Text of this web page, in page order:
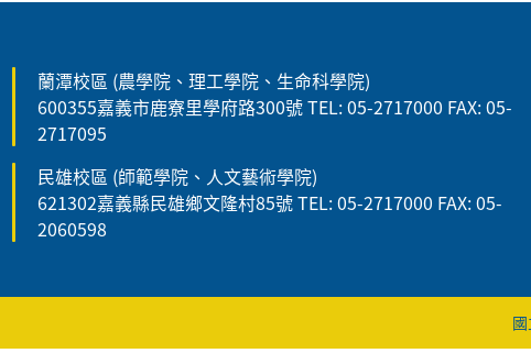
蘭潭校區 (農學院、理工學院、生命科學院)
600355嘉義市鹿寮里學府路300號 TEL: 05-2717000 FAX: 05-
2717095
民雄校區 (師範學院、人文藝術學院)
621302嘉義縣民雄鄉文隆村85號 TEL: 05-2717000 FAX: 05-
2060598